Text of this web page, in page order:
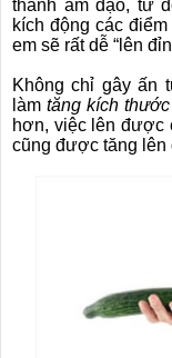
thành âm đạo, từ
kích động các
em sẽ rất dễ “lên
Không chỉ gây ấn
làm tăng kích
hơn, việc lên được
cũng được tăng lên